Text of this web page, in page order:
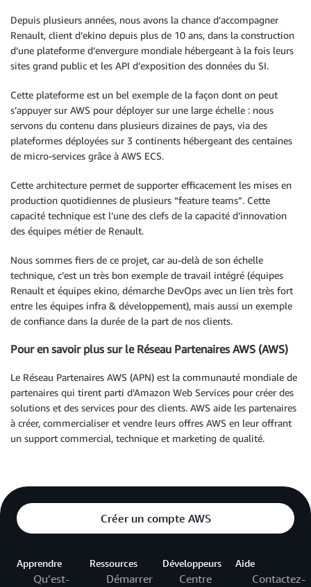
Depuis plusieurs années, nous avons la chance d’accompagner
Renault, client d’ekino depuis plus de 10 ans, dans la construction
d’une plateforme d’envergure mondiale hébergeant à la fois leurs
sites grand public et les API d’exposition des données du SI.
Cette plateforme est un bel exemple de la façon dont on peut
s’appuyer sur AWS pour déployer sur une large échelle : nous
servons du contenu dans plusieurs dizaines de pays, via des
plateformes déployées sur 3 continents hébergeant des centaines
de micro-services grâce à AWS ECS.
Cette architecture permet de supporter efficacement les mises en
production quotidiennes de plusieurs “feature teams”. Cette
capacité technique est l’une des clefs de la capacité d’innovation
des équipes métier de Renault.
Nous sommes fiers de ce projet, car au-delà de son échelle
technique, c’est un très bon exemple de travail intégré (équipes
Renault et équipes ekino, démarche DevOps avec un lien très fort
entre les équipes infra & développement), mais aussi un exemple
de confiance dans la durée de la part de nos clients.
Pour en savoir plus sur le Réseau Partenaires AWS (AWS)
Le Réseau Partenaires AWS (APN) est la communauté mondiale de
partenaires qui tirent parti d’Amazon Web Services pour créer des
solutions et des services pour des clients. AWS aide les partenaires
à créer, commercialiser et vendre leurs offres AWS en leur offrant
un support commercial, technique et marketing de qualité.
Créer un compte AWS
Apprendre
Qu’est-
Ressources
Démarrer
Développeurs
Centre
Aide
Contactez-